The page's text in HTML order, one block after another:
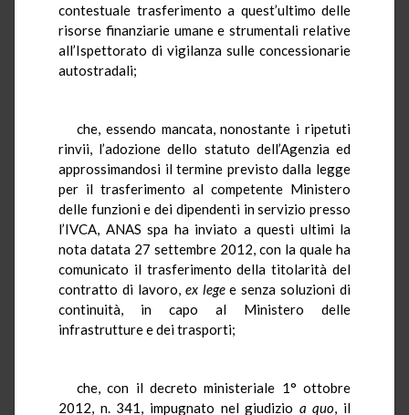
contestuale trasferimento a quest’ultimo delle
risorse finanziarie umane e strumentali relative
all’Ispettorato di vigilanza sulle concessionarie
autostradali;
che, essendo mancata, nonostante i ripetuti
rinvii, l’adozione dello statuto dell’Agenzia ed
approssimandosi il termine previsto dalla legge
per il trasferimento al competente Ministero
delle funzioni e dei dipendenti in servizio presso
l’IVCA, ANAS spa ha inviato a questi ultimi la
nota datata 27 settembre 2012, con la quale ha
comunicato il trasferimento della titolarità del
contratto di lavoro, ex legee senza soluzioni di
continuità, in capo al Ministero delle
infrastrutture e dei trasporti;
che, con il decreto ministeriale 1° ottobre
2012, n. 341, impugnato nel giudizio a quo, il